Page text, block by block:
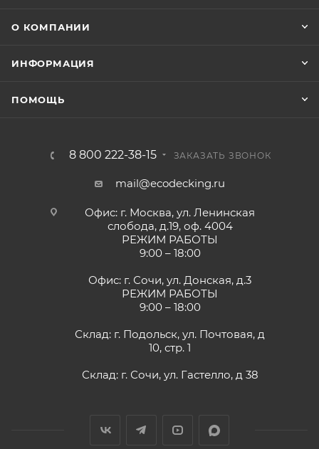
О КОМПАНИИ
ИНФОРМАЦИЯ
ПОМОЩЬ
8 800 222-38-15 ЗАКАЗАТЬ ЗВОНОК
mail@ecodecking.ru
Офис: г. Москва, ул. Ленинская
слобода, д.19, оф. 4004
РЕЖИМ РАБОТЫ
9:00 – 18:00
Офис: г. Сочи, ул. Донская, д.3
РЕЖИМ РАБОТЫ
9:00 – 18:00
Склад: г. Подольск, ул. Почтовая, д
10, стр. 1
Склад: г. Сочи, ул. Гастелло, д 38